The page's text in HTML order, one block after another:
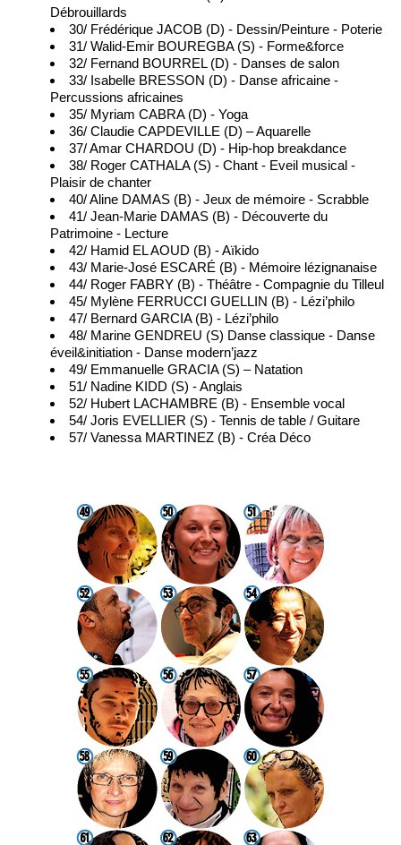
Débrouillards
30/ Frédérique JACOB (D) - Dessin/Peinture - Poterie
31/ Walid-Emir BOUREGBA (S) - Forme&force
32/ Fernand BOURREL (D) - Danses de salon
33/ Isabelle BRESSON (D) - Danse africaine -
Percussions africaines
35/ Myriam CABRA (D) - Yoga
36/ Claudie CAPDEVILLE (D) – Aquarelle
37/ Amar CHARDOU (D) - Hip-hop breakdance
38/ Roger CATHALA (S) - Chant - Eveil musical -
Plaisir de chanter
40/ Aline DAMAS (B) - Jeux de mémoire - Scrabble
41/ Jean-Marie DAMAS (B) - Découverte du
Patrimoine - Lecture
42/ Hamid EL AOUD (B) - Aïkido
43/ Marie-José ESCARÉ (B) - Mémoire lézignanaise
44/ Roger FABRY (B) - Théâtre - Compagnie du Tilleul
45/ Mylène FERRUCCI GUELLIN (B) - Lézi’philo
47/ Bernard GARCIA (B) - Lézi’philo
48/ Marine GENDREU (S) Danse classique - Danse
éveil&initiation - Danse modern’jazz
49/ Emmanuelle GRACIA (S) – Natation
51/ Nadine KIDD (S) - Anglais
52/ Hubert LACHAMBRE (B) - Ensemble vocal
54/ Joris EVELLIER (S) - Tennis de table / Guitare
57/ Vanessa MARTINEZ (B) - Créa Déco